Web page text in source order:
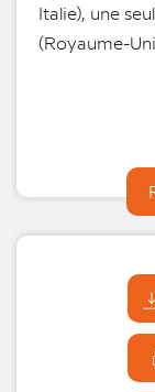
Italie), une
(Royaume-